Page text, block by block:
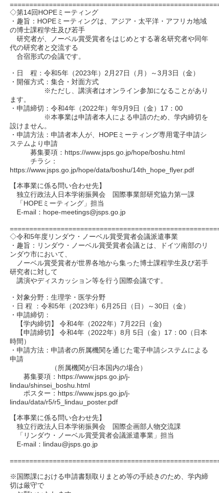
◇第14回HOPEミーティング
・趣旨：HOPEミーティングは、アジア・太平洋・アフリカ地域
の博士課程学生及び若手
研究者が、ノーベル賞受賞者をはじめとする著名研究者や同年
代の研究者と交流する
合宿形式の会議です。
・日 程：令和5年（2023年）2月27日（月）～3月3日（金）
・開催方式：集合・対面方式
※ただし、講演者はオンライン参加になることがあり
ます。
・申請締切：令和4年（2022年）年9月9日（金）17：00
※本事業は申請者本人による申請のため、学内締切を
設けません。
・申請方法：申請者本人が、HOPEミーティング専用電子申請シ
ステムより申請
募集要項：https://www.jsps.go.jp/hope/boshu.html
チラシ：
https://www.jsps.go.jp/hope/data/boshu/14th_hope_flyer.pdf
【本事業に係る問い合わせ先】
独立行政法人日本学術振興会 国際事業部研究協力第一課
「HOPEミーティング」担当
E-mail：hope-meetings@jsps.go.jp
◇令和5年度リンダウ・ノーベル賞受賞者会議派遣事業
・趣旨：リンダウ・ノーベル賞受賞者会議とは、ドイツ南部のリ
ンダウ市において、
ノーベル賞受賞者が世界各地から集った博士課程学生及び若手
研究者に対して
講演やディスカッション等を行う国際会議です。
・対象分野：生理学・医学分野
・日 程 ：令和5年（2023年）6月25日（日）～30日（金）
・申請締切：
【学内締切】 令和4年（2022年）7月22日（金)
【申請締切】 令和4年（2022年）8月 5日（金）17：00（日本
時間）
・申請方法：申請者の所属機関を通じた電子申請システムによる
申請
（所属機関が日本国内の場合）
募集要項：https://www.jsps.go.jp/j-
lindau/shinsei_boshu.html
ポスター：https://www.jsps.go.jp/j-
lindau/data/r5/r5_lindau_poster.pdf
【本事業に係る問い合わせ先】
独立行政法人日本学術振興会 国際企画部人物交流課
「リンダウ・ノーベル賞受賞者会議派遣事業」担当
E-mail：lindau@jsps.go.jp
※国際課における申請書類取りまとめ等の手続きのため、学内締
切は厳守で